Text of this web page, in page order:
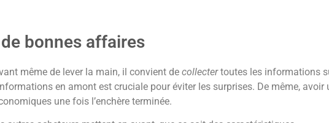
bonnes affaires
même de lever la main, il convient de collectertoutes les informations
en amont est cruciale pour éviter les surprises. De même, avoir
une fois l’enchère terminée.